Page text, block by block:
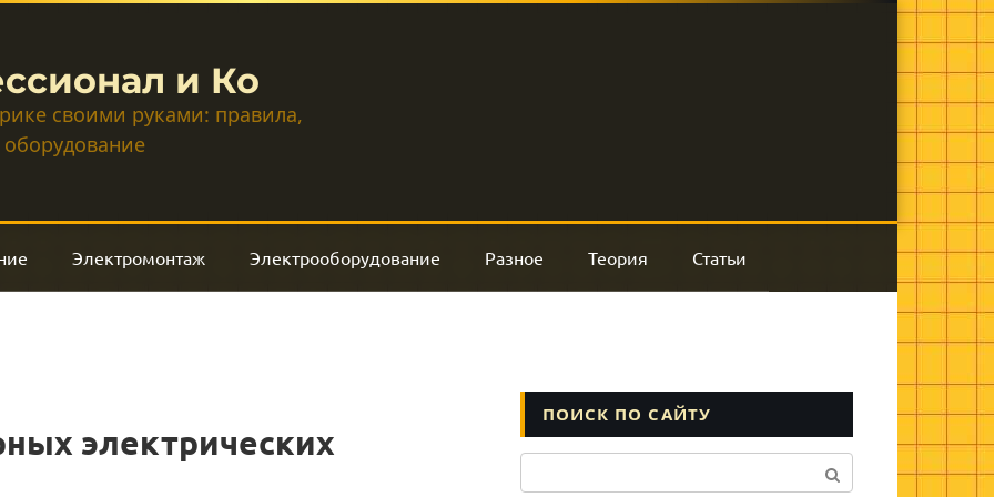
и Ко
своими руками: правила,
Электромонтаж Электрооборудование Разное Теория Статьи
электрических
ПОИСК ПО САЙТУ